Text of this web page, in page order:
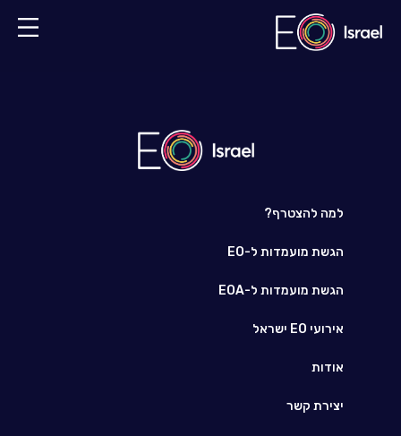
למה להצטרף?
הגשת מועמדות ל-EO
הגשת מועמדות ל-EOA
אירועי EO ישראל
אודות
יצירת קשר